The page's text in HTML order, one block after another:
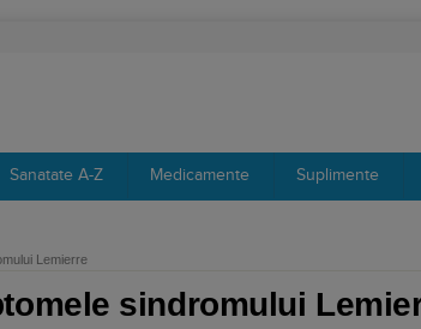
Sanatate A-Z Medicamente Suplimente
Lemierre
sindromului